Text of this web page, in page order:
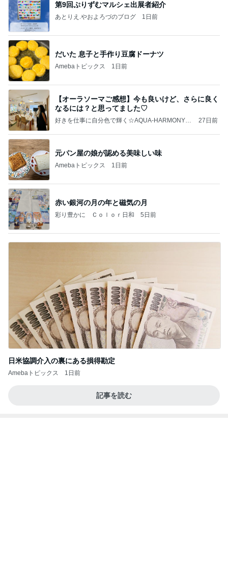
第9回ぷりずむマルシェ出展者紹介
あとりえ.やおよろづのブログ 1日前
だいた 息子と手作り豆腐ドーナツ
Amebaトピックス 1日前
【オーラソーマご感想】今も良いけど、さらに良く
なるには？と思ってました♡
好きを仕事に自分色で輝く☆AQUA-HARMONY☆
27日前
元パン屋の娘が認める美味しい味
Amebaトピックス 1日前
赤い銀河の月の年と磁気の月
彩り豊かに Ｃｏｌｏｒ日和 5日前
日米協調介入の裏にある損得勘定
Amebaトピックス 1日前
記事を読む